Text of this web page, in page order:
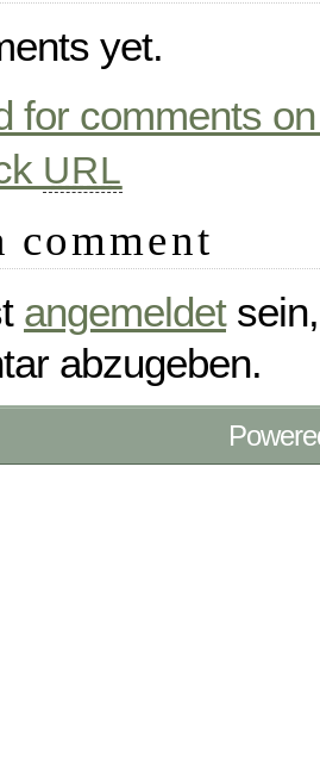
yet.
for comments
URL
comment
angemeldet
abzugeben.